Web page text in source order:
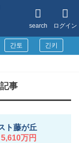
ログイン
search
간토 긴키
事
ト藤が丘
万円